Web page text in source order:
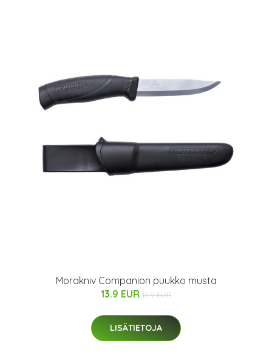
Morakniv Companion puukko musta
13.9 EUR 15.9 EUR
LISÄTIETOJA